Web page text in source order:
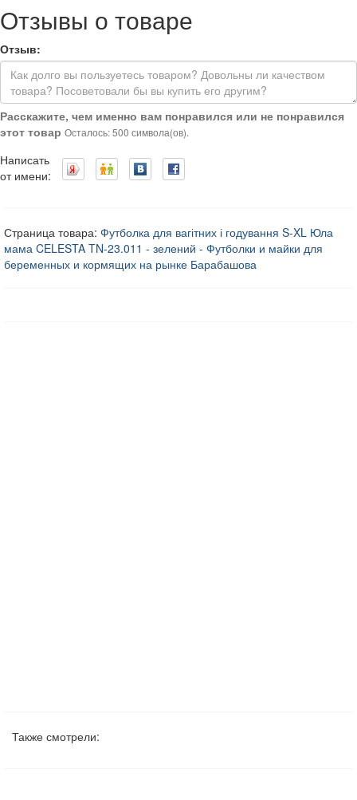
Отзывы о товаре
Отзыв:
Расскажите, чем именно вам понравился или не понравился
этот товар Осталось: 500 символа(ов).
Написать
от имени:
Страница товара: Футболка для вагітних і годування S-XL Юла
мама CELESTA TN-23.011 - зелений - Футболки и майки для
беременных и кормящих на рынке Барабашова
Также смотрели: